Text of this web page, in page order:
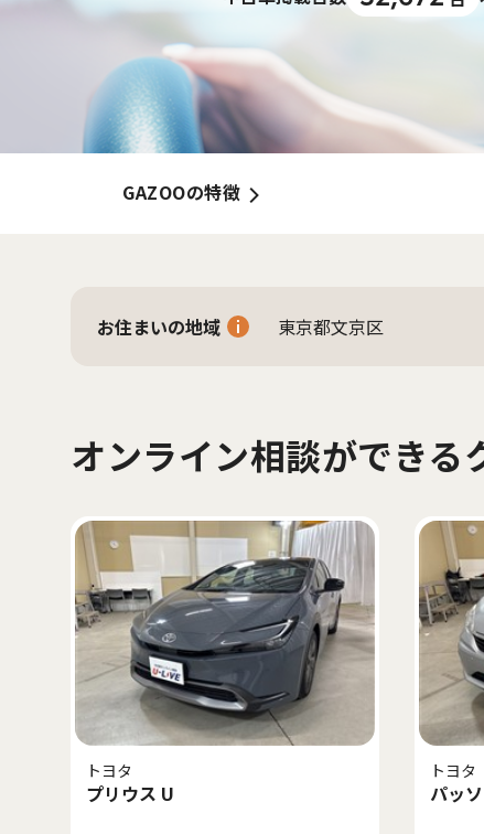
GAZOOの特徴
お住まいの地域 東京都文京区
オンライン相談ができる
トヨタ
プリウス U
トヨタ
パッ